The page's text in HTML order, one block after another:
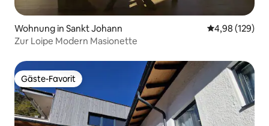
Wohnung in Sankt Johann
4,98 (129)
Zur Loipe Modern Masionette
Gäste-Favorit
Gäste-Favorit